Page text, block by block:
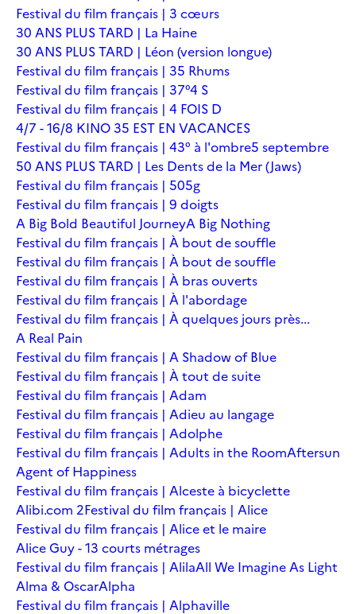
Festival du film français | 3 cœurs
30 ANS PLUS TARD | La Haine
30 ANS PLUS TARD | Léon (version longue)
Festival du film français | 35 Rhums
Festival du film français | 37°4 S
Festival du film français | 4 FOIS D
4/7 - 16/8 KINO 35 EST EN VACANCES
Festival du film français | 43° à l'ombre5 septembre
50 ANS PLUS TARD | Les Dents de la Mer (Jaws)
Festival du film français | 505g
Festival du film français | 9 doigts
A Big Bold Beautiful JourneyA Big Nothing
Festival du film français | À bout de souffle
Festival du film français | À bout de souffle
Festival du film français | À bras ouverts
Festival du film français | À l'abordage
Festival du film français | À quelques jours près...
A Real Pain
Festival du film français | A Shadow of Blue
Festival du film français | À tout de suite
Festival du film français | Adam
Festival du film français | Adieu au langage
Festival du film français | Adolphe
Festival du film français | Adults in the RoomAftersun
Agent of Happiness
Festival du film français | Alceste à bicyclette
Alibi.com 2Festival du film français | Alice
Festival du film français | Alice et le maire
Alice Guy - 13 courts métrages
Festival du film français | AlilaAll We Imagine As Light
Alma & OscarAlpha
Festival du film français | Alphaville